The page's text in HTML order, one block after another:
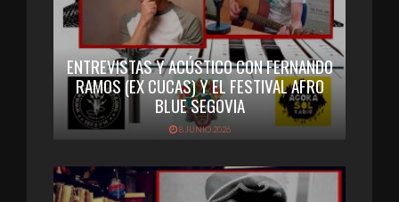
ENTREVISTAS Y ACÚSTICO CON FERNANDO
RAMOS (EX CUCAS) Y EL FESTIVAL AFRO
BLUE SEGOVIA
8 JUNIO 2026